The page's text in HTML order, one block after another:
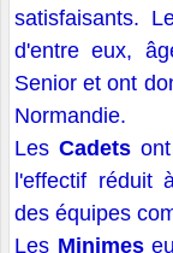
satisfaisants.
d'entre eux,
Senior et ont
Normandie.
LesCadets
l'effectif réduit
des équipes
Les Minimes